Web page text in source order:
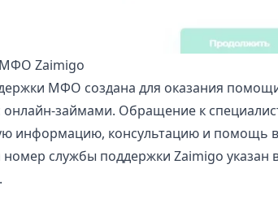
Zaimigo
МФО создана для оказания
онлайн-займами. Обращение к
информацию, консультацию и помощь
службы поддержки Zaimigo указан